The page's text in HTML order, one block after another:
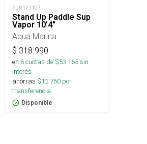
PUR171107
Stand Up Paddle Sup
Vapor 10’4″
Aqua Marina
$ 318.990
en 6cuotas de $53.165sin
interés
ahorras $12.760 por
transferencia.
Disponible